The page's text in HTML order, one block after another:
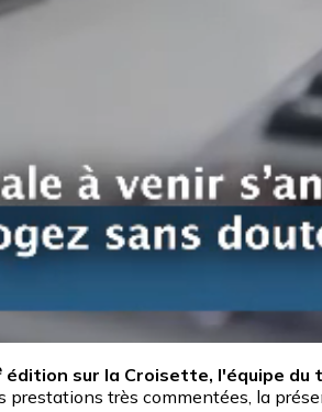
édition sur la Croisette, l'équipe du
prestations très commentées, la